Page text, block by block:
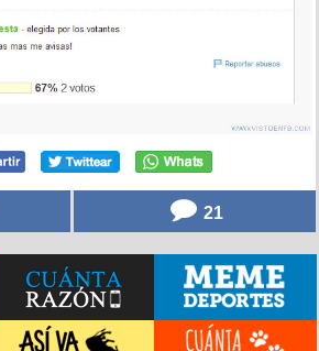
21